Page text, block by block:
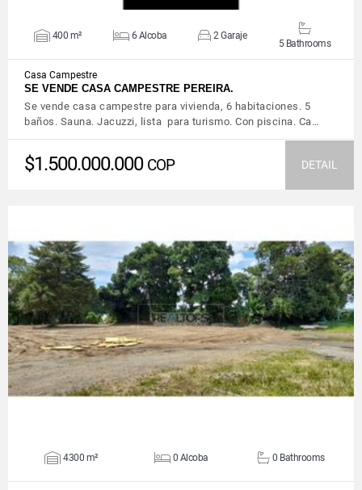
400 m² 6 Alcoba 2 Garaje
5 Bathrooms
Casa Campestre
SE VENDE CASA CAMPESTRE PEREIRA.
Se vende casa campestre para vivienda, 6 habitaciones. 5
baños. Sauna. Jacuzzi, lista para turismo. Con piscina. Ca…
$1.500.000.000 COP DETAIL
VIEW DETAILS
4300 m² 0 Alcoba 0 Bathrooms